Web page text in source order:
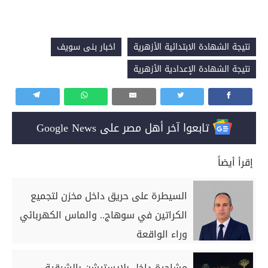
نتيجة الشهادة الابتدائية الأزهرية
اخبار بنى سويف
نتيجة الشهادة الإعدادية الأزهرية
تابعوا آخر أهل مصر على Google News
إقرأ أيضاً
السيطرة على حريق داخل مخزن لتجميع
الكراتين في سوهاج.. والماس الكهربائي
وراء الواقعة